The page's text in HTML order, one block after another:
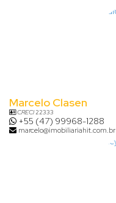
Marcelo Clasen
CRECI22333
+55 (47) 99968-1288
marcelo@imobiliariahit.com.br